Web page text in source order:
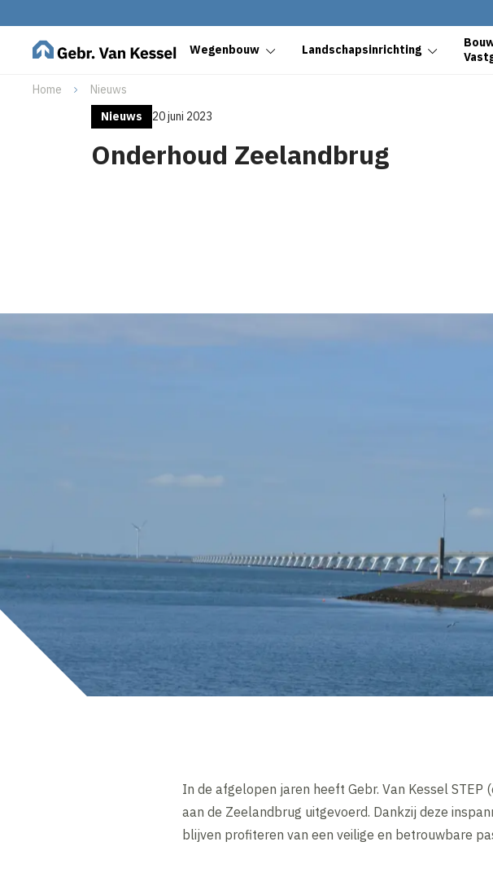
Wegenbouw Landschapsinrichting
Home
Nieuws
Nieuws
20 juni 2023
Onderhoud Zeelandbrug
In de afgelopen jaren heeft Gebr. Van Kessel STEP
aan de Zeelandbrug uitgevoerd. Dankzij deze
blijven profiteren van een veilige en betrouwbare